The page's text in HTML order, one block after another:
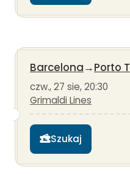
Barcelona→Porto
czw., 27 sie, 20:30
Grimaldi Lines
Szukaj